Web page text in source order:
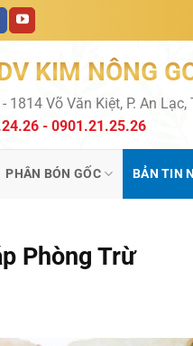
KIM NÔNG
Võ Văn Kiệt, P. An Lạc,
- 0901.21.25.26
PHÂN BÓN GỐC BẢN TIN
Phòng Trừ